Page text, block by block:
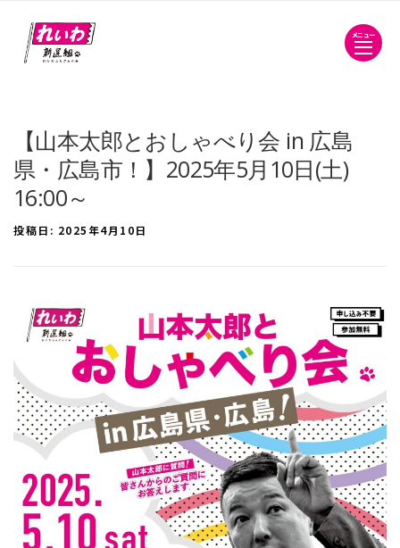
メニュー
【山本太郎とおしゃべり会 in 広島
県・広島市！】2025年5月10日(土)
16:00～
投稿日: 2025年4月10日